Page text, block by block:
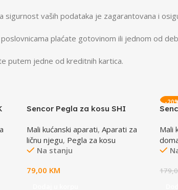
vaših podataka je zagarantovana i
plaćate gotovinom ili jednom od
putem jedne od kreditnih kartica.
Sencor Pegla za kosu SHI
Mali kućanski aparati, Aparati za
ličnu njegu, Pegla za kosu
Na stanju
79,00 KM
-
Mali